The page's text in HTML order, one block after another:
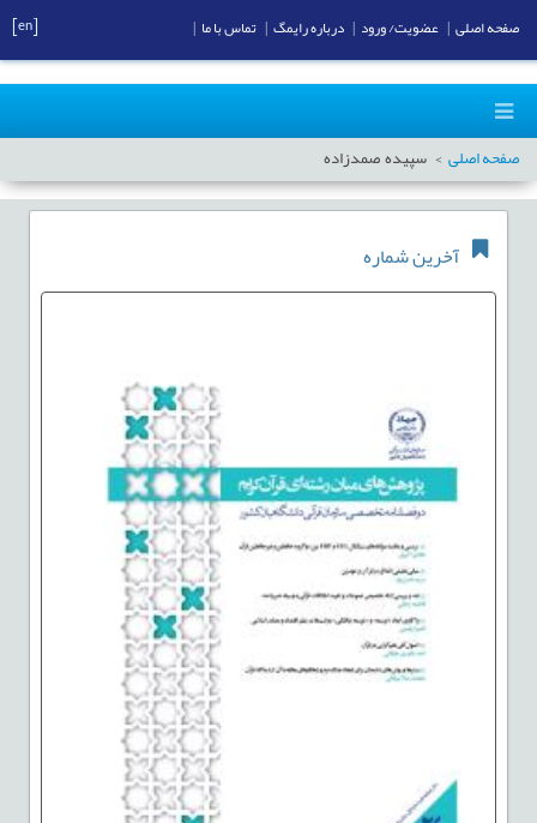
صفحه اصلی سپیده صمدزاده
آخرین شماره
صفحه اصلی عضویت/ ورود درباره رایمگ تماس با ما